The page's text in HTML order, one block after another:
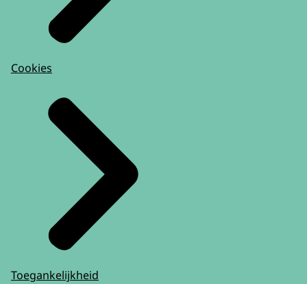
Cookies
Toegankelijkheid